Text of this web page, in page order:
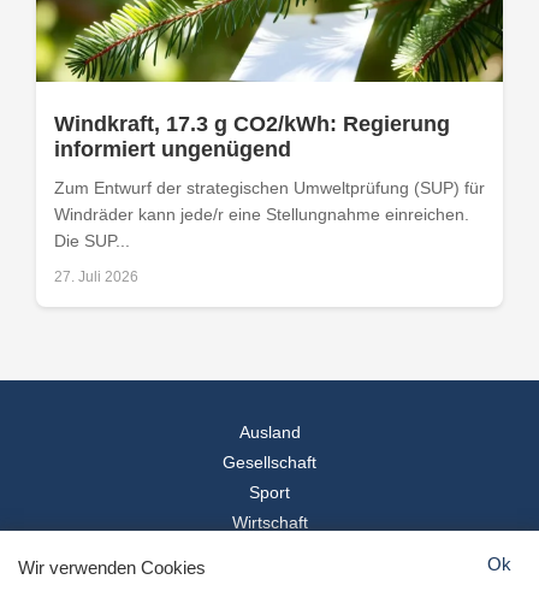
Windkraft, 17.3 g CO2/kWh: Regierung
informiert ungenügend
Zum Entwurf der strategischen Umweltprüfung (SUP) für
Windräder kann jede/r eine Stellungnahme einreichen.
Die SUP...
27. Juli 2026
Ausland
Gesellschaft
Sport
Wirtschaft
© 2026Landesspiegel
Wir verwenden Cookies Ok